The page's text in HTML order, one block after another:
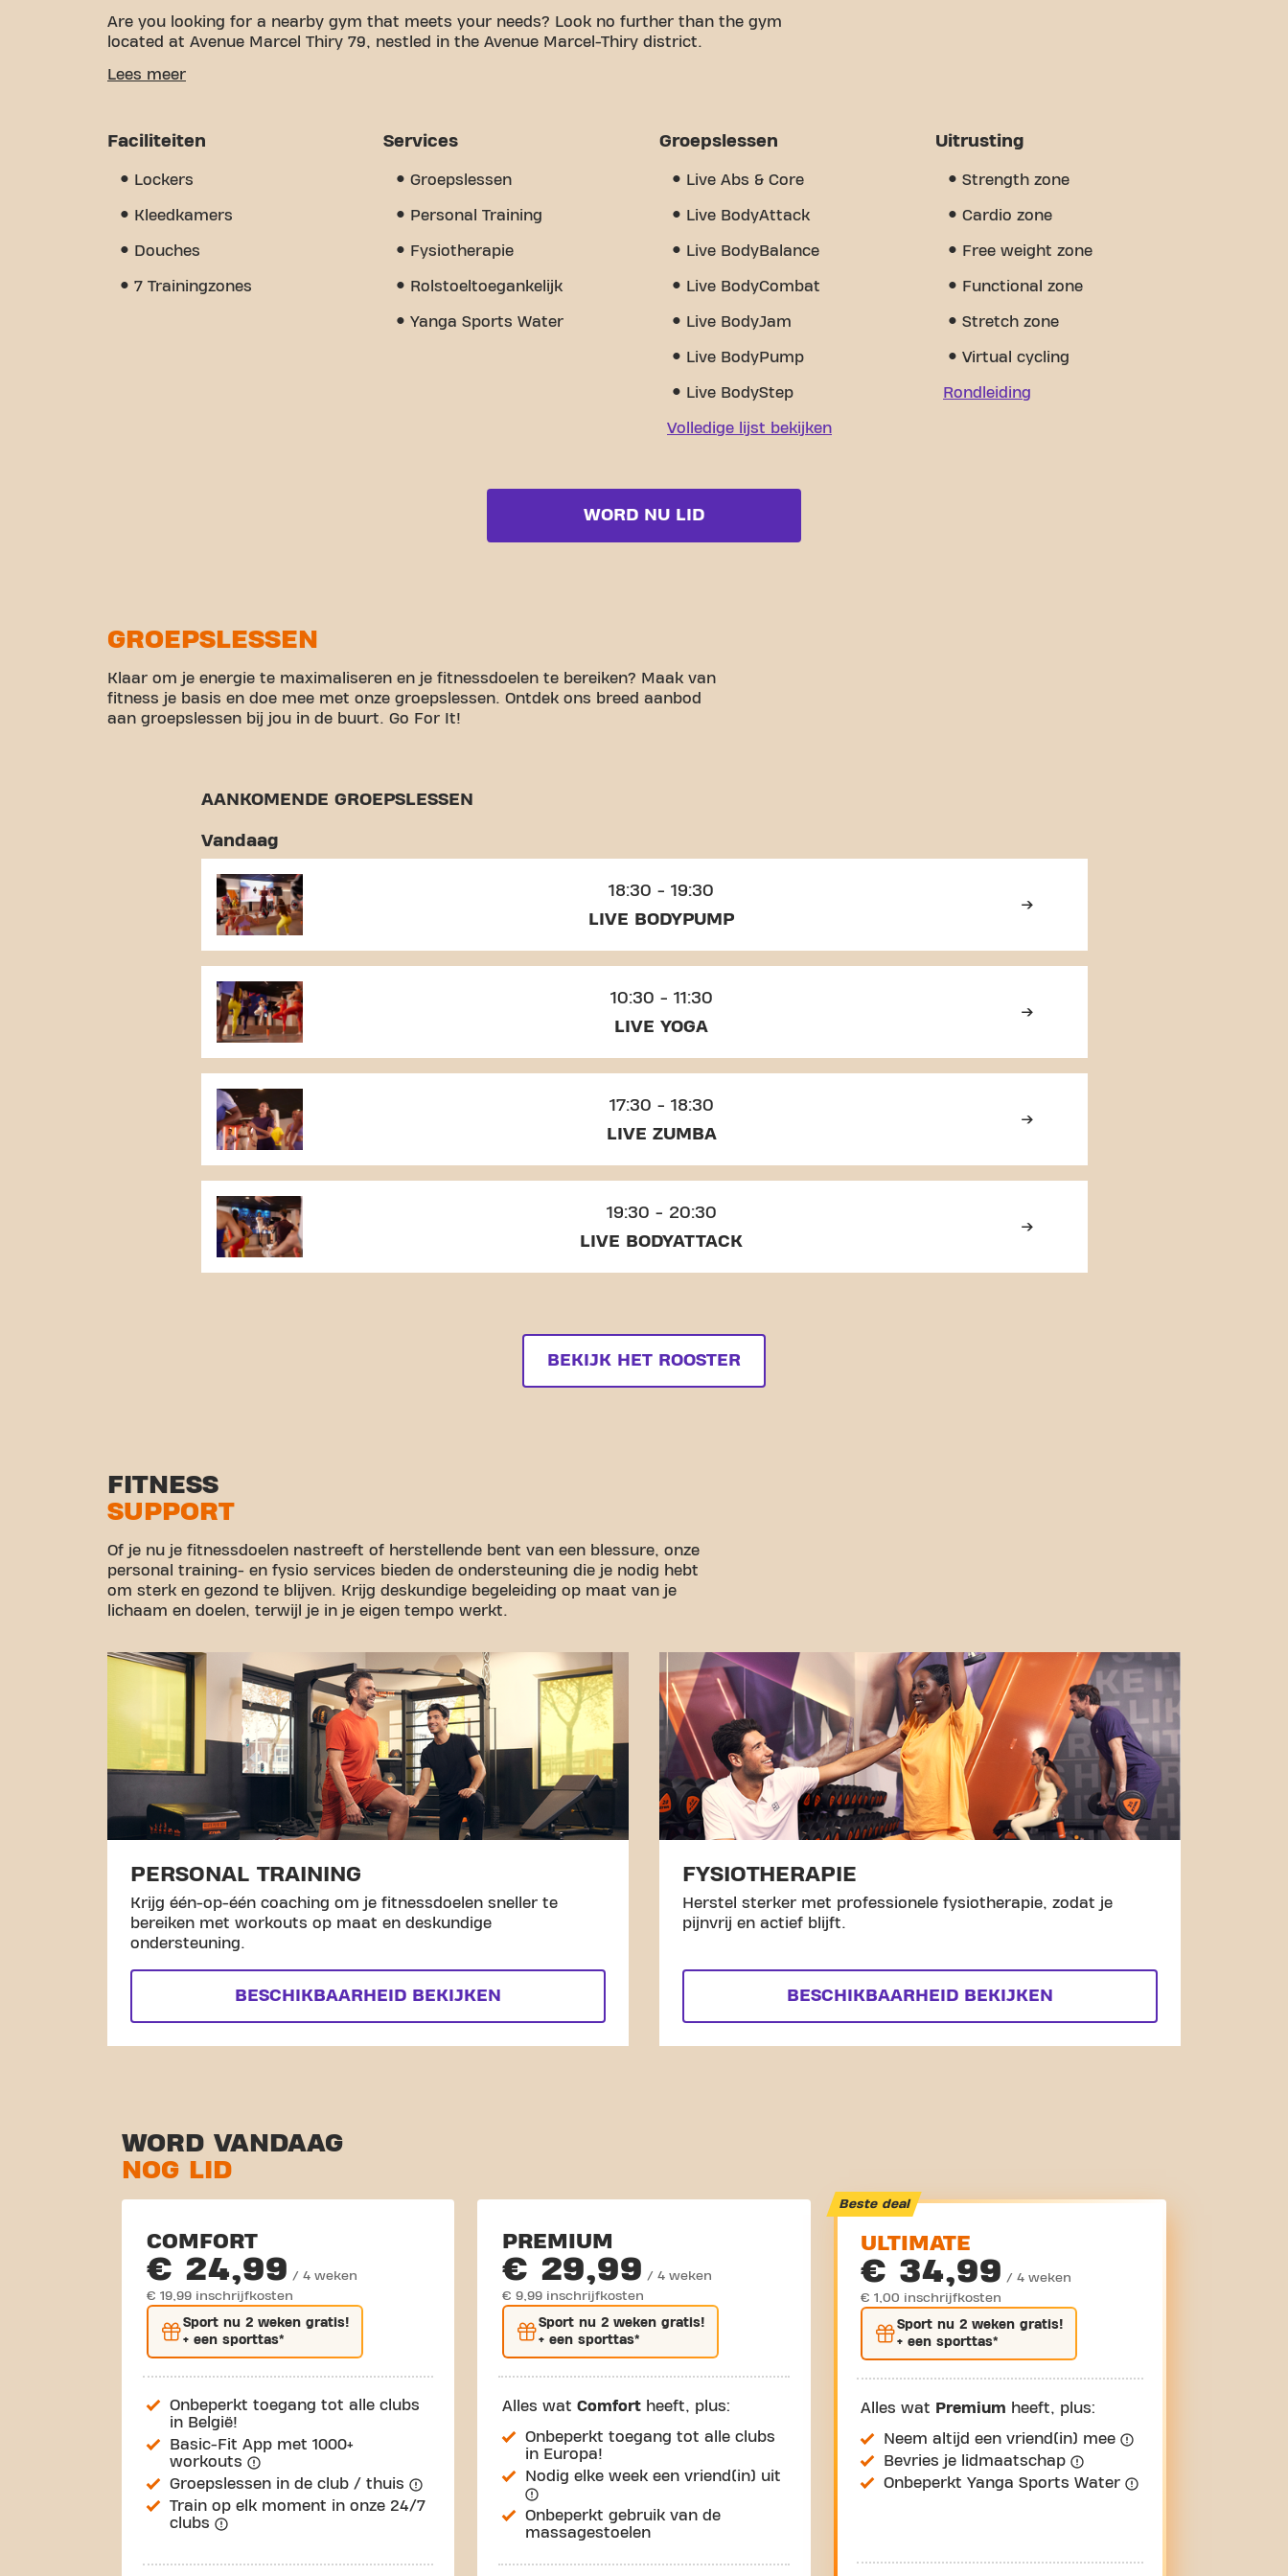
Are you looking for a nearby gym that meets your needs? Look no further than the gym
located at Avenue Marcel Thiry 79, nestled in the Avenue Marcel-Thiry district.
We know how important having a comfortable space is to achieving your fitness goals. With
wellnesspartners, and group classes. But what really sets us apart is the sense of
community we've created - a place where you'll find encouragement and support from other
members. Join us today and discover why Basic-Fit Brussels Woluwe-Saint-Lambert Marcel
Lees meer
Faciliteiten
Lockers
Kleedkamers
Douches
7 Trainingzones
Services
Groepslessen
Personal Training
Fysiotherapie
Rolstoeltoegankelijk
Yanga Sports Water
Groepslessen
Live Abs & Core
Live BodyAttack
Live BodyBalance
Live BodyCombat
Live BodyJam
Live BodyPump
Live BodyStep
Volledige lijst bekijken
Uitrusting
Strength zone
Cardio zone
Free weight zone
Functional zone
Stretch zone
Virtual cycling
Rondleiding
WORD NU LID
GROEPSLESSEN
Klaar om je energie te maximaliseren en je fitnessdoelen te bereiken? Maak van
fitness je basis en doe mee met onze groepslessen. Ontdek ons breed aanbod
aan groepslessen bij jou in de buurt. Go For It!
AANKOMENDE GROEPSLESSEN
Vandaag
18:30 - 19:30
LIVE BODYPUMP
10:30 - 11:30
LIVE YOGA
17:30 - 18:30
LIVE ZUMBA
19:30 - 20:30
LIVE BODYATTACK
BEKIJK HET ROOSTER
FITNESS
SUPPORT
Of je nu je fitnessdoelen nastreeft of herstellende bent van een blessure, onze
personal training- en fysio services bieden de ondersteuning die je nodig hebt
om sterk en gezond te blijven. Krijg deskundige begeleiding op maat van je
lichaam en doelen, terwijl je in je eigen tempo werkt.
PERSONAL TRAINING
Krijg één-op-één coaching om je fitnessdoelen sneller te
bereiken met workouts op maat en deskundige
ondersteuning.
BESCHIKBAARHEID BEKIJKEN
FYSIOTHERAPIE
Herstel sterker met professionele fysiotherapie, zodat je
pijnvrij en actief blijft.
BESCHIKBAARHEID BEKIJKEN
WORD VANDAAG
NOG LID
COMFORT
€ 24,99 / 4 weken
€ 19,99 inschrijfkosten
Sport nu 2 weken gratis!
+ een sporttas*
Onbeperkt toegang tot alle clubs
in België!
Basic-Fit App met 1000+
workouts
Groepslessen in de club / thuis
Train op elk moment in onze 24/7
clubs
PREMIUM
€ 29,99 / 4 weken
€ 9,99 inschrijfkosten
Sport nu2 weken gratis!
+ een sporttas*
Alles watComfort heeft, plus:
Onbeperkt toegang tot alle clubs
in Europa!
Nodig elke week een vriend(in) uit
Onbeperkt gebruik van de
massagestoelen
Beste deal
ULTIMATE
€ 34,99 / 4 weken
€ 1,00 inschrijfkosten
Sport nu 2 weken gratis!
+ een sporttas*
Alles wat Premium heeft, plus:
Neem altijd een vriend(in) mee
Bevries je lidmaatschap
Onbeperkt Yanga Sports Water